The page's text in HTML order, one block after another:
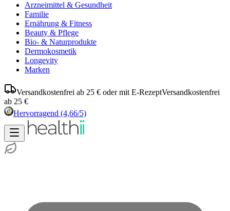
Arzneimittel & Gesundheit
Familie
Ernährung & Fitness
Beauty & Pflege
Bio- & Naturprodukte
Dermokosmetik
Longevity
Marken
Versandkostenfrei ab 25 € oder mit E-RezeptVersandkostenfrei
ab 25 €
Hervorragend (4,66/5)